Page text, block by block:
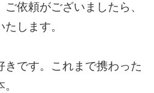
依頼がございましたら、
します。
きです。これまで携わった